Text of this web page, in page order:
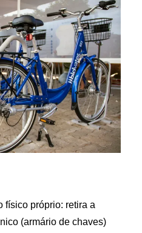
físico próprio: retira a
(armário de chaves)